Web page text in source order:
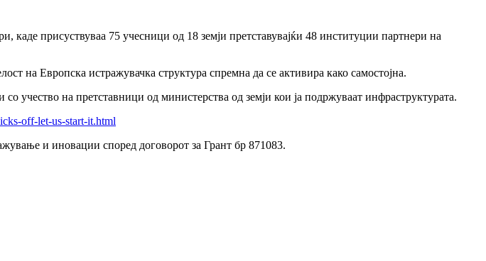
присуствуваа 75 учесници од 18 земји претставувајќи 48 институции партнери на
на Европска истражувачка структура спремна да се активира како самостојна.
учество на претставници од министерства од земји кои ја подржуваат инфраструктурата.
off-let-us-start-it.html
и иновации според договорот за Грант бр 871083.